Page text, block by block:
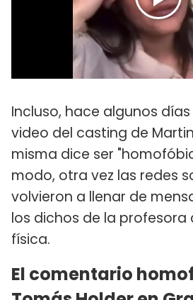
Incluso, hace algunos días
video del casting de
misma dice ser
modo, otra vez las redes
volvieron a llenar de
los dichos de la
física.
El comentario